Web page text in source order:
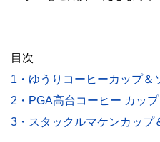
目次
1・ゆうりコーヒーカップ＆
2・PGA高台コーヒー カップ
3・スタックルマケンカップ